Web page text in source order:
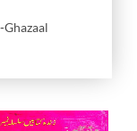
Pahlu